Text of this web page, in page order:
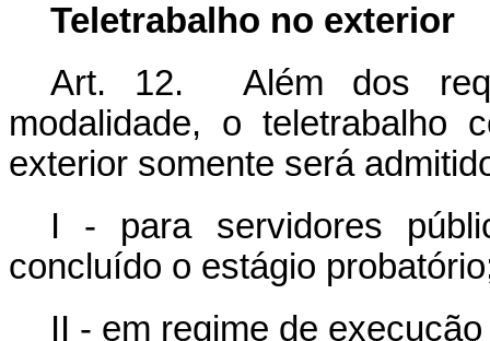
Teletrabalho no exterior
Art. 12. Além dos
modalidade, o teletrabalho
exterior somente será
I - para servidores
concluído o estágio
II - em regime de